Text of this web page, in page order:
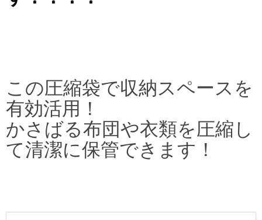
この圧縮袋で収納スペースを
有効活用！
かさばる布団や衣類を圧縮し
て清潔に保管できます！